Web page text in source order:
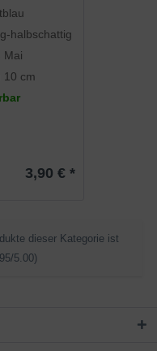
halbschattig
Mai
10 cm
3,90 € *
dieser Kategorie ist
5.00)